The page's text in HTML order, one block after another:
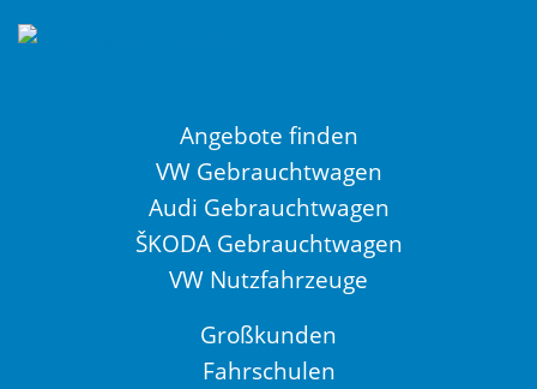
Angebote finden
VW Gebrauchtwagen
Audi Gebrauchtwagen
ŠKODA Gebrauchtwagen
VW Nutzfahrzeuge
Großkunden
Fahrschulen